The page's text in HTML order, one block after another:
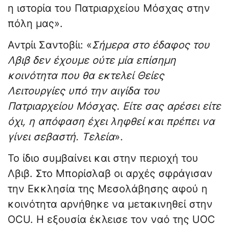
η ιστορία του Πατριαρχείου Μόσχας στην
πόλη μας».
Αντρίι Σαντοβίι: «Σήμερα στο έδαφος του
Λβιβ δεν έχουμε ούτε μία επίσημη
κοινότητα που θα εκτελεί Θείες
Λειτουργίες υπό την αιγίδα του
Πατριαρχείου Μόσχας. Είτε σας αρέσει είτε
όχι, η απόφαση έχει ληφθεί και πρέπει να
γίνει σεβαστή. Τελεία».
Το ίδιο συμβαίνει και στην περιοχή του
Λβιβ. Στο Μπορίσλαβ οι αρχές σφράγισαν
την Εκκλησία της Μεσολάβησης αφού η
κοινότητα αρνήθηκε να μετακινηθεί στην
OCU. Η εξουσία έκλεισε τον ναό της UOC